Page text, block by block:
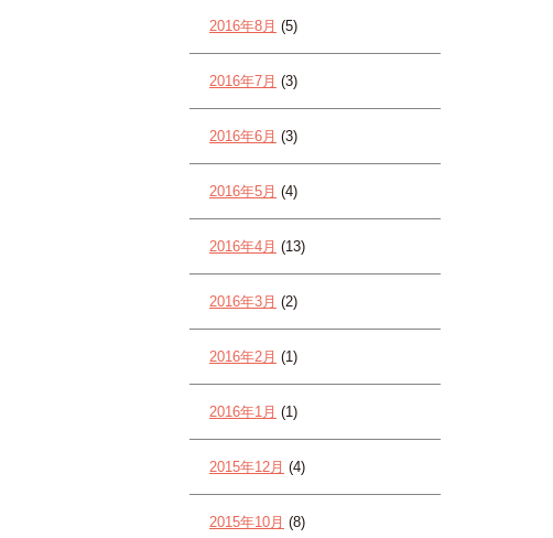
2016年8月 (5)
2016年7月 (3)
2016年6月 (3)
2016年5月 (4)
2016年4月 (13)
2016年3月 (2)
2016年2月 (1)
2016年1月 (1)
2015年12月 (4)
2015年10月 (8)